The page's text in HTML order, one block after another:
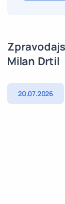
Milan Drtil
20.07.2026